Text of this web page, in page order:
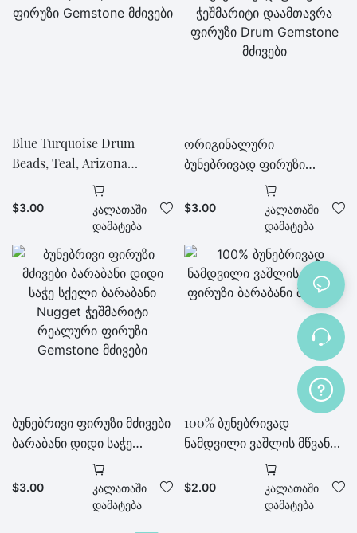
Blue Turquoise Drum
Beads, Teal, Arizona
ფირუზი Gemstone მძივები
$3.00
Კალათაში
Დამატება
ორიგინალური
ბუნებრივად ფირუზი
ჭეშმარიტი დაამთავრა
ფირუზი Drum Gemstone
$3.00
Კალათაში
Დამატება
ბუნებრივი ფირუზი მძივები
ბარაბანი დიდი საჭე
სქელი ბარაბანი Nugget
ჭეშმარიტი რეალური
ფირუზი Gemstone მძივები
$3.00
Კალათაში
Დამატება
100% ბუნებრივად
ნამდვილი ვაშლის მწვანე
ფირუზი ბარაბანი მძივები
$2.00
Კალათაში
Დამატება